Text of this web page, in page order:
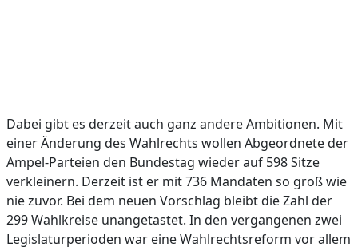
Dabei gibt es derzeit auch ganz andere Ambitionen. Mit
einer Änderung des Wahlrechts wollen Abgeordnete der
Ampel-Parteien den Bundestag wieder auf 598 Sitze
verkleinern. Derzeit ist er mit 736 Mandaten so groß wie
nie zuvor. Bei dem neuen Vorschlag bleibt die Zahl der
299 Wahlkreise unangetastet. In den vergangenen zwei
Legislaturperioden war eine Wahlrechtsreform vor allem